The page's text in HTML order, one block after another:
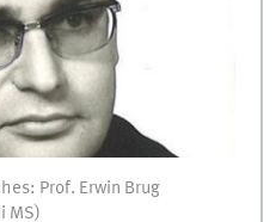
Prof. Erwin Brug
MS)